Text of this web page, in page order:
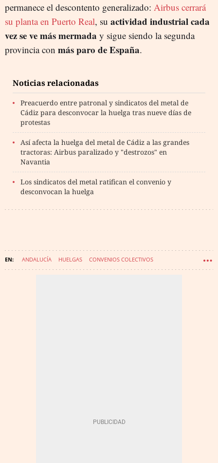
permanece el descontento generalizado: Airbus cerrará
su planta en Puerto Real, su actividad industrial cada
vez se ve más mermada y sigue siendo la segunda
provincia con más paro de España.
Noticias relacionadas
Preacuerdo entre patronal y sindicatos del metal de
Cádiz para desconvocar la huelga tras nueve días de
protestas
Así afecta la huelga del metal de Cádiz a las grandes
tractoras: Airbus paralizado y "destrozos" en
Navantia
Los sindicatos del metal ratifican el convenio y
desconvocan la huelga
ANDALUCÍA HUELGAS CONVENIOS COLECTIVOS